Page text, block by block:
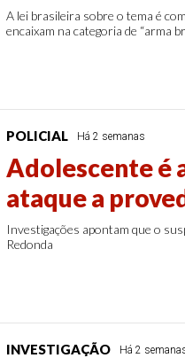
A lei brasileira sobre o tema é
encaixam na categoria de “arma
POLICIAL Há 2 semanas
Adolescente é
ataque a
Investigações apontam que o
Redonda
INVESTIGAÇÃO Há 2